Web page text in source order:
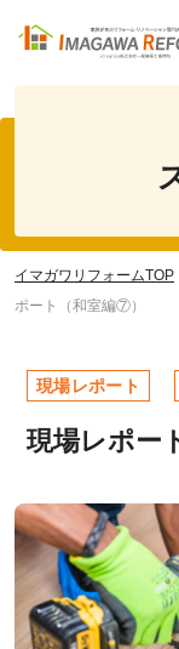
イマガワリフォームTOP
ポート（和室編⑦）
現場レポート
現場レポー